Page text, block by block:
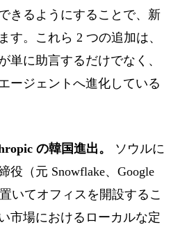
きるようにすることで、新
す。これら 2 つの追加は、
単に助言するだけでなく、
ージェントへ進化している
の韓国進出。
ソウルに
役（元 Snowflake、Google
いてオフィスを開設するこ
市場におけるローカルな定